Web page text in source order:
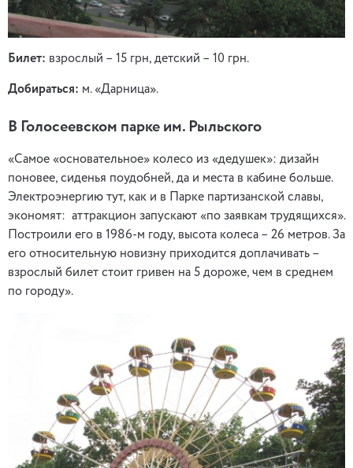
Билет: взрослый – 15 грн, детский – 10 грн.
Добираться: м. «Дарница».
В Голосеевском парке им. Рыльского
«Самое «основательное» колесо из «дедушек»: дизайн
поновее, сиденья поудобней, да и места в кабине больше.
Электроэнергию тут, как и в Парке партизанской славы,
экономят: аттракцион запускают «по заявкам трудящихся».
Построили его в 1986-м году, высота колеса – 26 метров. За
его относительную новизну приходится доплачивать –
взрослый билет стоит гривен на 5 дороже, чем в среднем
по городу».